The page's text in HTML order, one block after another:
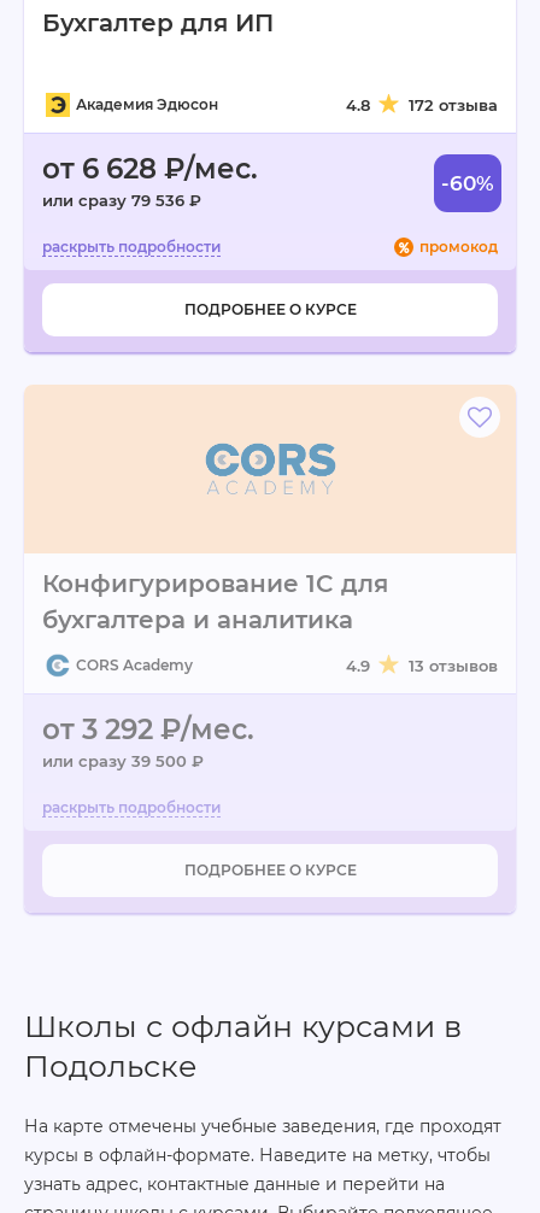
Бухгалтер для ИП
Академия Эдюсон 4.8 172 отзыва
от 6 628 ₽/мес.
или сразу 79 536 ₽
-60%
промокод
ПОДРОБНЕЕ О КУРСЕ
Конфигурирование 1C для
бухгалтера и аналитика
CORS Academy 4.9 13 отзывов
от 3 292 ₽/мес.
или сразу 39 500 ₽
ПОДРОБНЕЕ О КУРСЕ
Школы с офлайн курсами в
Подольске
На карте отмечены учебные заведения, где проходят
курсы в офлайн-формате. Наведите на метку, чтобы
узнать адрес, контактные данные и перейти на